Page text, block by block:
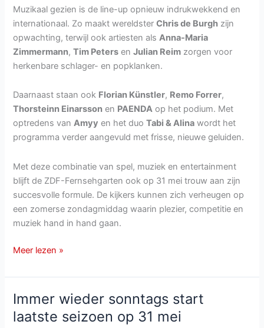
Muzikaal gezien is de line-up opnieuw indrukwekkend en
internationaal. Zo maakt wereldsterChris de Burgh zijn
opwachting, terwijl ook artiesten alsAnna-Maria
Zimmermann,Tim Peters enJulian Reim zorgen voor
herkenbare schlager- en popklanken.
Daarnaast staan ook Florian Künstler, Remo Forrer,
Thorsteinn Einarsson en PAENDA op het podium. Met
optredens vanAmyy en het duoTabi & Alina wordt het
programma verder aangevuld met frisse, nieuwe geluiden.
Met deze combinatie van spel, muziek en entertainment
blijft de ZDF-Fernsehgarten ook op 31 mei trouw aan zijn
succesvolle formule. De kijkers kunnen zich verheugen op
een zomerse zondagmiddag waarin plezier, competitie en
muziek hand in hand gaan.
ZDF-
op
31
mei:
bingo,
Meer lezen »
Immer wieder sonntags start
laatste seizoen op 31 mei